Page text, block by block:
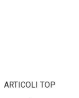
ARTICOLI TOP